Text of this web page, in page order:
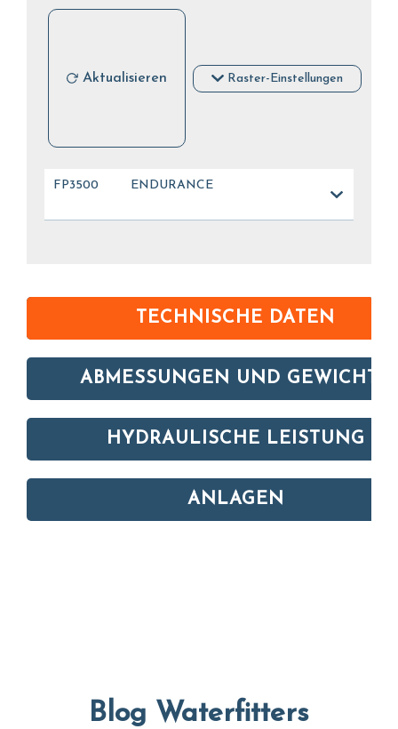
Aktualisieren Raster-Einstellungen
FP3500 ENDURANCE
TECHNISCHE DATEN
ABMESSUNGEN UND GEWICHTE
HYDRAULISCHE LEISTUNG
ANLAGEN
Blog Waterfitters